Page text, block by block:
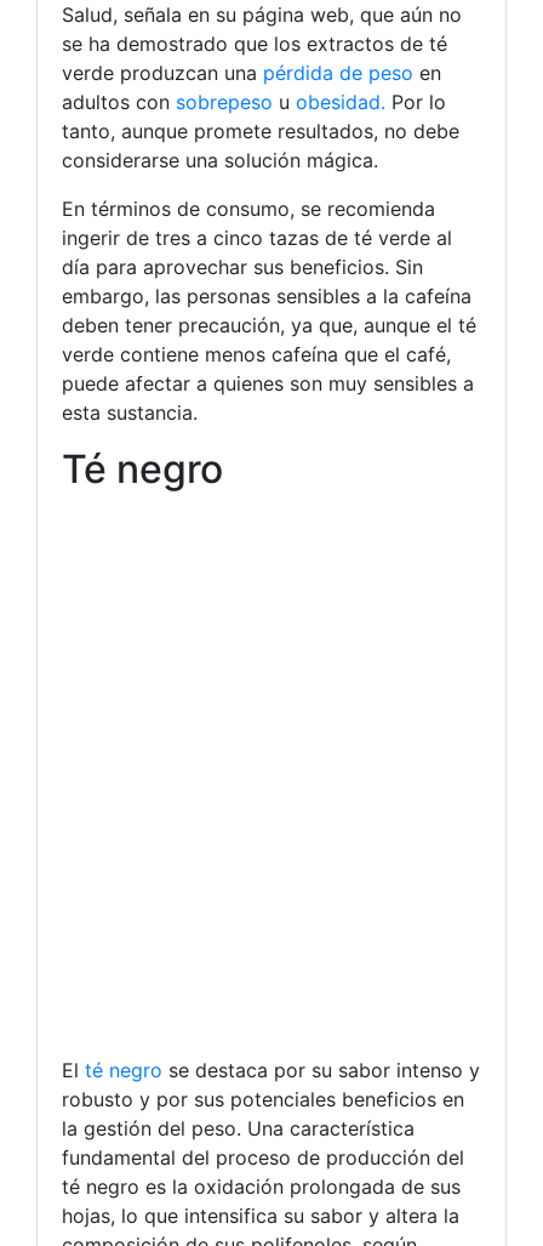
Salud, señala en su página web, que aún no
se ha demostrado que los extractos de té
verde produzcan una pérdida de peso en
adultos con sobrepeso u obesidad. Por lo
tanto, aunque promete resultados, no debe
considerarse una solución mágica.
En términos de consumo, se recomienda
ingerir de tres a cinco tazas de té verde al
día para aprovechar sus beneficios. Sin
embargo, las personas sensibles a la cafeína
deben tener precaución, ya que, aunque el té
verde contiene menos cafeína que el café,
puede afectar a quienes son muy sensibles a
esta sustancia.
Té negro
El té negro se destaca por su sabor intenso y
robusto y por sus potenciales beneficios en
la gestión del peso. Una característica
fundamental del proceso de producción del
té negro es la oxidación prolongada de sus
hojas, lo que intensifica su sabor y altera la